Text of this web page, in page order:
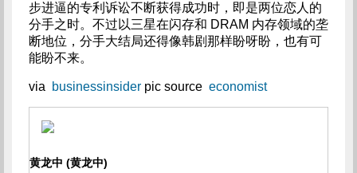
步进逼的专利诉讼不断获得成功时，即是两位恋人的
分手之时。不过以三星在闪存和 DRAM 内存领域的垄
断地位，分手大结局还得像韩剧那样盼呀盼，也有可
能盼不来。
via businessinsiderpic source economist
黄龙中 (黄龙中)